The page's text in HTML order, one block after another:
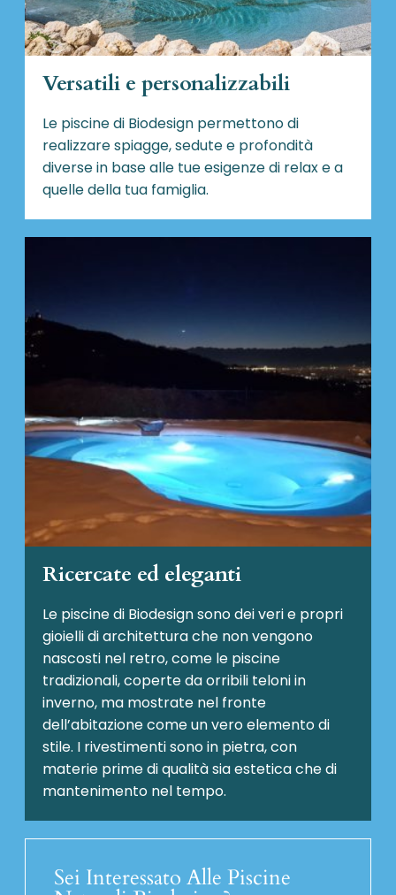
Versatili e personalizzabili
Le piscine di Biodesign permettono di
realizzare spiagge, sedute e profondità
diverse in base alle tue esigenze di relax e a
quelle della tua famiglia.
Ricercate ed eleganti
Le piscine di Biodesign sono dei veri e propri
gioielli di architettura che non vengono
nascosti nel retro, come le piscine
tradizionali, coperte da orribili teloni in
inverno, ma mostrate nel fronte
dell’abitazione come un vero elemento di
stile. I rivestimenti sono in pietra, con
materie prime di qualità sia estetica che di
mantenimento nel tempo.
Sei Interessato Alle Piscine